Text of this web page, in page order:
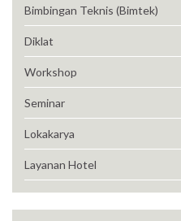
Bimbingan Teknis (Bimtek)
Diklat
Workshop
Seminar
Lokakarya
Layanan Hotel